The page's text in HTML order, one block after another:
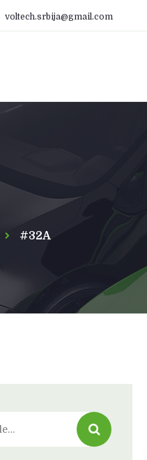
voltech.srbija@gmail.com
#32A